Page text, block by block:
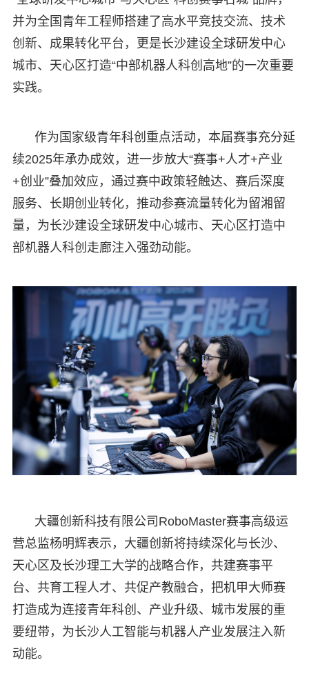
并为全国青年工程师搭建了高水平竞技交流、技术
创新、成果转化平台，更是长沙建设全球研发中心
城市、天心区打造“中部机器人科创高地”的一次重要
实践。
作为国家级青年科创重点活动，本届赛事充分延
续2025年承办成效，进一步放大“赛事+人才+产业
+创业”叠加效应，通过赛中政策轻触达、赛后深度
服务、长期创业转化，推动参赛流量转化为留湘留
量，为长沙建设全球研发中心城市、天心区打造中
部机器人科创走廊注入强劲动能。
大疆创新科技有限公司RoboMaster赛事高级运
营总监杨明辉表示，大疆创新将持续深化与长沙、
天心区及长沙理工大学的战略合作，共建赛事平
台、共育工程人才、共促产教融合，把机甲大师赛
打造成为连接青年科创、产业升级、城市发展的重
要纽带，为长沙人工智能与机器人产业发展注入新
动能。